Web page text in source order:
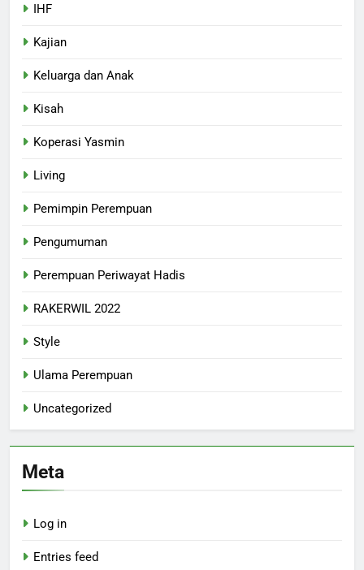
IHF
Kajian
Keluarga dan Anak
Kisah
Koperasi Yasmin
Living
Pemimpin Perempuan
Pengumuman
Perempuan Periwayat Hadis
RAKERWIL 2022
Style
Ulama Perempuan
Uncategorized
Meta
Log in
Entries feed